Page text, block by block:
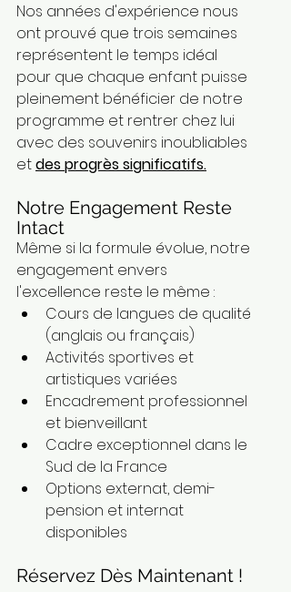
Nos années d'expérience nous
ont prouvé que trois semaines
représentent le temps idéal
pour que chaque enfant puisse
pleinement bénéficier de notre
programme et rentrer chez lui
avec des souvenirs inoubliables
et des progrès significatifs.
Notre Engagement Reste
Intact
Même si la formule évolue, notre
engagement envers
l'excellence reste le même :
Cours de langues de qualité
(anglais ou français)
Activités sportives et
artistiques variées
Encadrement professionnel
et bienveillant
Cadre exceptionnel dans le
Sud de la France
Options externat, demi-
pension et internat
disponibles
Réservez Dès Maintenant !